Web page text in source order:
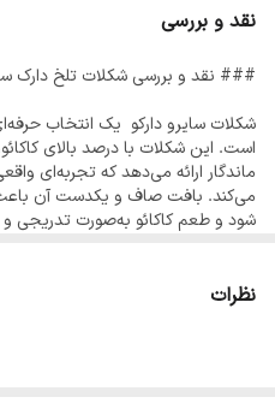
این شکلات با ترکیب پودر کاکائو،
متعادل و دلنشین داره که نه خیلی
بینابینی که همه می‌تونن ازش لذت
بسته‌بندی تک‌نفره و شیکش هم
کار، کافی‌شاپ، هتل، یا مراسم‌های
برای اونایی که دنبال یه طعم تلخ
نقد و بررسی
### نقد و بررسی شکلات تلخ دارک
شکلات سایرو دارکو یک انتخاب
است. این شکلات با درصد بالای
ماندگار ارائه می‌دهد که تجربه‌ای
می‌کند. بافت صاف و یکدست آن
شود و طعم کاکائو به‌صورت تدریجی
کیفیت بالا هستند؛ چه برای مصرف
نظرات